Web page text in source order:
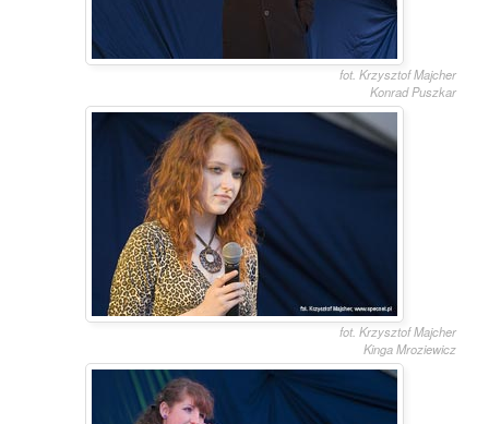
fot. Krzysztof Majcher
Konrad Puszkar
fot. Krzysztof Majcher
Kinga Mroziewicz